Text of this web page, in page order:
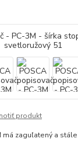
produkt
má zaguľatený a